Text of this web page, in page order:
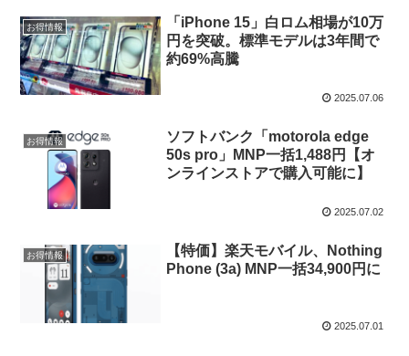
お得情報
「iPhone 15」白ロム相場が10万
円を突破。標準モデルは3年間で
約69%高騰
2025.07.06
お得情報
ソフトバンク「motorola edge
50s pro」MNP一括1,488円【オ
ンラインストアで購入可能に】
2025.07.02
お得情報
【特価】楽天モバイル、Nothing
Phone (3a) MNP一括34,900円に
2025.07.01